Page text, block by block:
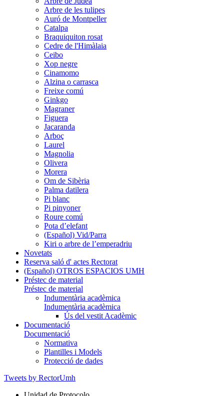
Arbre de les tulipes
Auró de Montpeller
Catalpa
Braquiquiton rosat
Cedre de l'Himàlaia
Ceibo
Xop negre
Cinamomo
Alzina o carrasca
Freixe comú
Ginkgo
Magraner
Figuera
Jacaranda
Arboç
Laurel
Magnolia
Olivera
Morera
Om de Sibèria
Palma datilera
Pi blanc
Pi pinyoner
Roure comú
Pota d’elefant
(Español) Vid/Parra
Kiri o arbre de l’emperadriu
Novetats
Reserva saló d' actes Rectorat
(Español) OTROS ESPACIOS UMH
Préstec de material
Préstec de material
Indumentària acadèmica
Indumentària acadèmica
Ús del vestit Acadèmic
Documentació
Documentació
Normativa
Plantilles i Models
Protecció de dades
Tweets by RectorUmh